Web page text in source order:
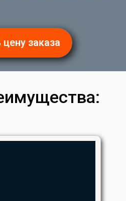
заказа